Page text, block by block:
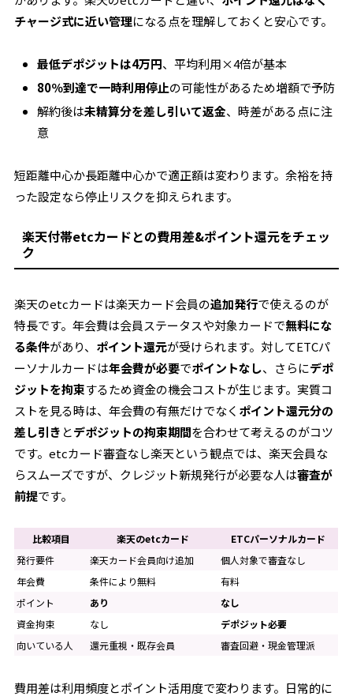
チャージ式に近い管理になる点を理解しておくと安心です。
最低デポジットは4万円、平均利用×4倍が基本
80％到達で一時利用停止の可能性があるため増額で予防
解約後は未精算分を差し引いて返金、時差がある点に注
意
短距離中心か長距離中心かで適正額は変わります。余裕を持
った設定なら停止リスクを抑えられます。
楽天付帯etcカードとの費用差&ポイント還元をチェッ
ク
楽天のetcカードは楽天カード会員の追加発行で使えるのが
特長です。年会費は会員ステータスや対象カードで無料にな
る条件があり、 ポイント還元が受けられます。対してETCパ
ーソナルカードは年会費が必要でポイントなし、さらにデポ
ジットを拘束するため資金の機会コストが生じます。実質コ
ストを見る時は、年会費の有無だけでなく ポイント還元分の
差し引き とデポジットの拘束期間を合わせて考えるのがコツ
です。etcカード審査なし楽天という観点では、楽天会員な
らスムーズですが、クレジット新規発行が必要な人は審査が
前提です。
比較項目 楽天のetcカード
ETCパーソナルカード
発行要件
楽天カード会員向け追加
個人対象で審査なし
年会費
条件により無料
有料
ポイント
あり
なし
資金拘束
なし
デポジット必要
向いている人
還元重視・既存会員 審査回避・現金管理派
費用差は利用頻度とポイント活用度で変わります。日常的に